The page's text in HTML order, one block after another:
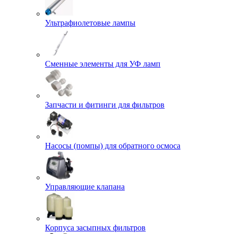
Ультрафиолетовые лампы
Сменные элементы для УФ ламп
Запчасти и фитинги для фильтров
Насосы (помпы) для обратного осмоса
Управляющие клапана
Корпуса засыпных фильтров